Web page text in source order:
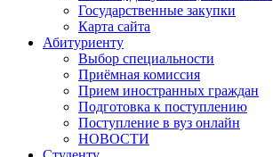
Государственные закупки
Карта сайта
Абитуриенту
Выбор специальности
Приёмная комиссия
Прием иностранных граждан
Подготовка к поступлению
Поступление в вуз онлайн
НОВОСТИ